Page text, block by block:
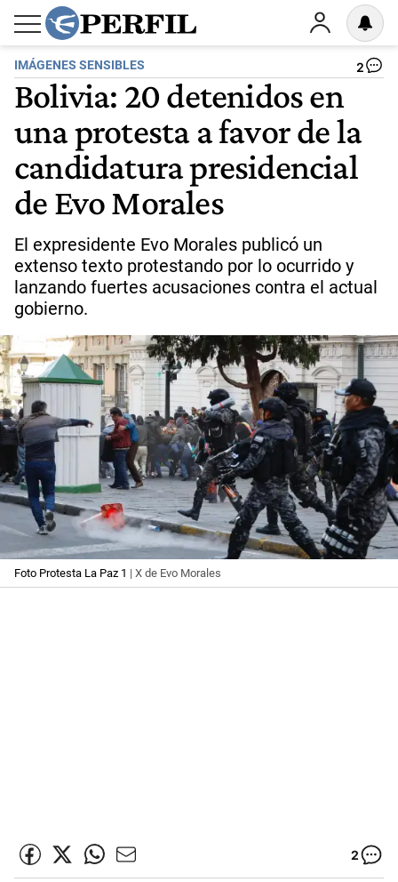
IMÁGENES SENSIBLES 2
Bolivia: 20 detenidos en
una protesta a favor de la
candidatura presidencial
de Evo Morales
El expresidente Evo Morales publicó un
extenso texto protestando por lo ocurrido y
lanzando fuertes acusaciones contra el actual
gobierno.
Foto Protesta La Paz 1 | X de Evo Morales
2